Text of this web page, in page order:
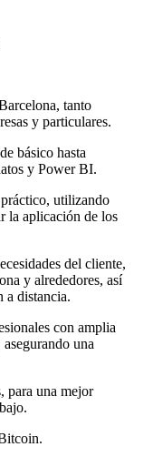
tanto
y particulares.
básico hasta
y Power BI.
utilizando
la aplicación de los
del cliente,
y alrededores, así
a distancia.
con amplia
una
para una mejor